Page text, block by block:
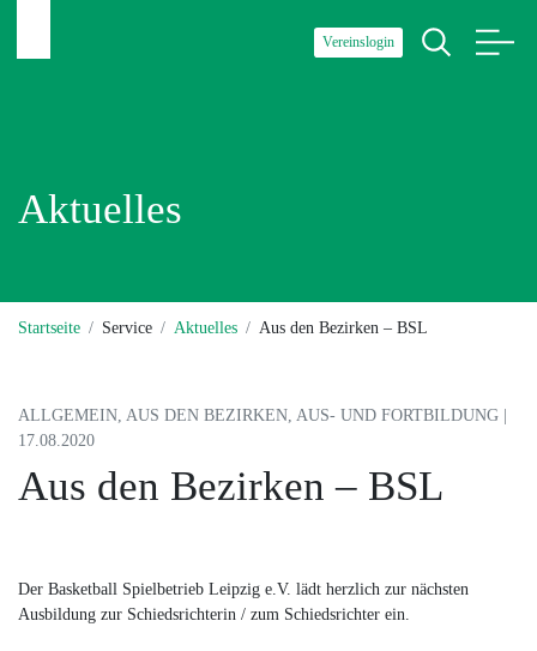
Vereinslogin
Aktuelles
Startseite Service Aktuelles Aus den Bezirken – BSL
ALLGEMEIN, AUS DEN BEZIRKEN, AUS- UND FORTBILDUNG |
17.08.2020
Aus den Bezirken – BSL
Der Basketball Spielbetrieb Leipzig e.V. lädt herzlich zur nächsten
Ausbildung zur Schiedsrichterin / zum Schiedsrichter ein.